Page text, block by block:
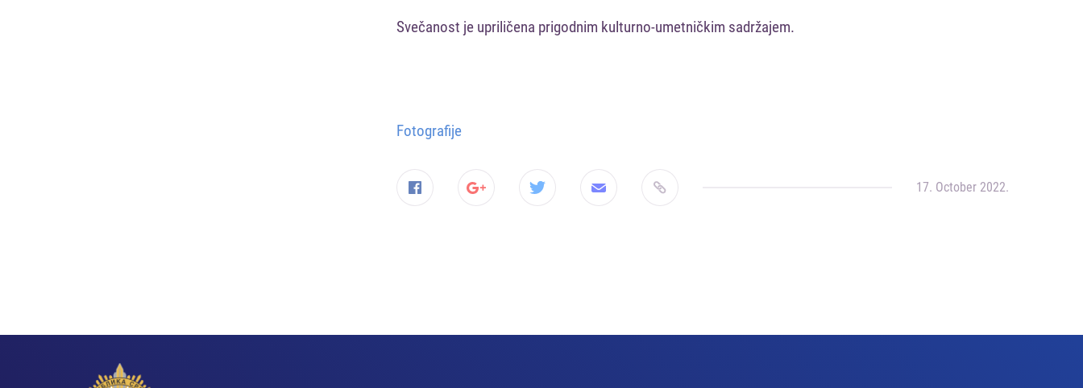
Svečanost je upriličena prigodnim kulturno-umetničkim sadržajem.
Fotografije
17. October 2022.